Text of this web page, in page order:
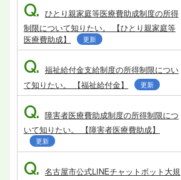
Q. ひとり親家庭等医療費助成制度の所得
制限について知りたい。 【ひとり親家庭等
医療費助成】
更新
Q. 福祉給付金支給制度の所得制限につい
て知りたい。 【福祉給付金】
更新
Q. 障害者医療費助成制度の所得制限につ
いて知りたい。 【障害者医療費助成】
更新
Q. 名古屋市公式LINEチャットボット大規